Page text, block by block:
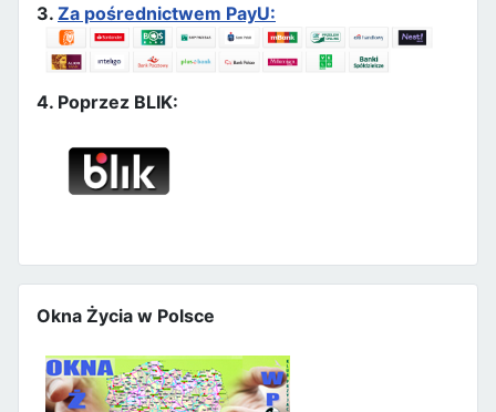
3. Za pośrednictwem PayU:
4. Poprzez BLIK:
Okna Życia w Polsce